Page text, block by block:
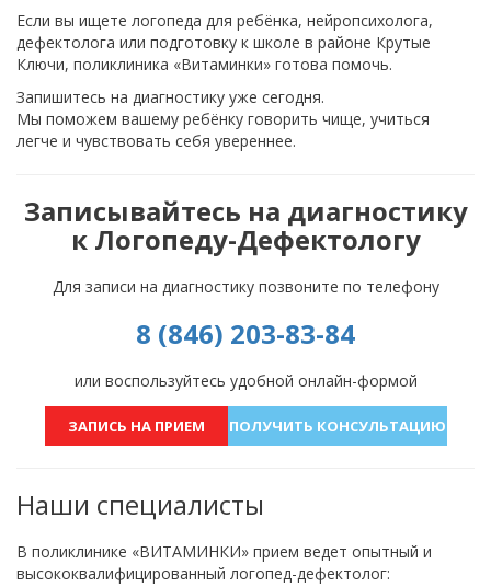
Если вы ищете логопеда для ребёнка, нейропсихолога,
дефектолога или подготовку к школе в районе Крутые
Ключи, поликлиника «Витаминки» готова помочь.
Запишитесь на диагностику уже сегодня.
Мы поможем вашему ребёнку говорить чище, учиться
легче и чувствовать себя увереннее.
Записывайтесь на диагностику
к Логопеду-Дефектологу
Для записи на диагностику позвоните по телефону
8 (846) 203-83-84
или воспользуйтесь удобной онлайн-формой
ЗАПИСЬ НА ПРИЕМ ПОЛУЧИТЬ КОНСУЛЬТАЦИЮ
Наши специалисты
В поликлинике «ВИТАМИНКИ» прием ведет опытный и
высококвалифицированный логопед-дефектолог: